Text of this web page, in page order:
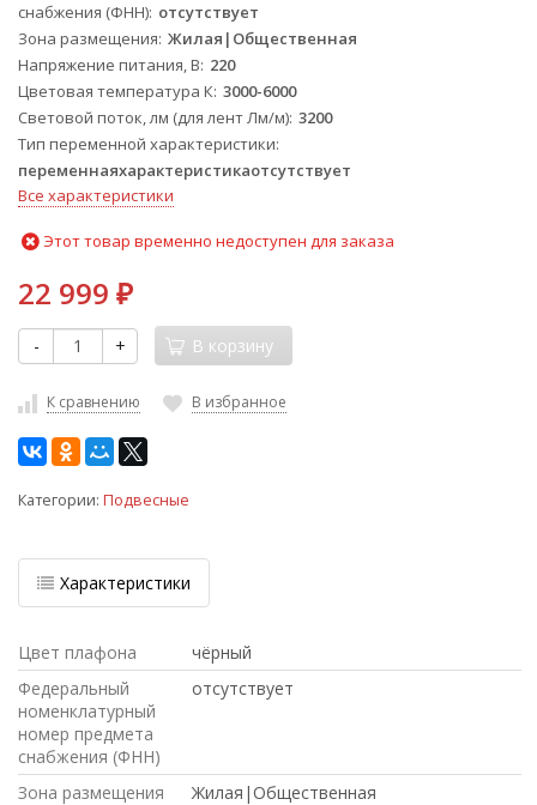
снабжения (ФНН) отсутствует
Зона размещения Жилая|Общественная
Напряжение питания, В 220
Цветовая температура К 3000-6000
Световой поток, лм (для лент Лм/м) 3200
Тип переменной характеристики
переменнаяхарактеристикаотсутствует
Все характеристики
Этот товар временно недоступен для заказа
22 999 ₽
- + В корзину
К сравнению В избранное
Категории: Подвесные
Характеристики
Цвет плафона
чёрный
Федеральный
номенклатурный
номер предмета
снабжения (ФНН)
отсутствует
Зона размещения
Жилая|Общественная